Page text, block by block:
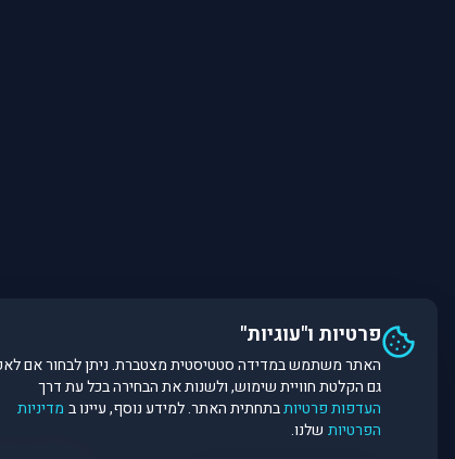
פרטיות ו"עוגיות"
האתר משתמש במדידה סטטיסטית מצטברת. ניתן לבחור אם
גם הקלטת חוויית שימוש, ולשנות את הבחירה בכל עת דרך
העדפות פרטיותבתחתית האתר. למידע נוסף, עיינו ב מדיניות
הפרטיות שלנו.